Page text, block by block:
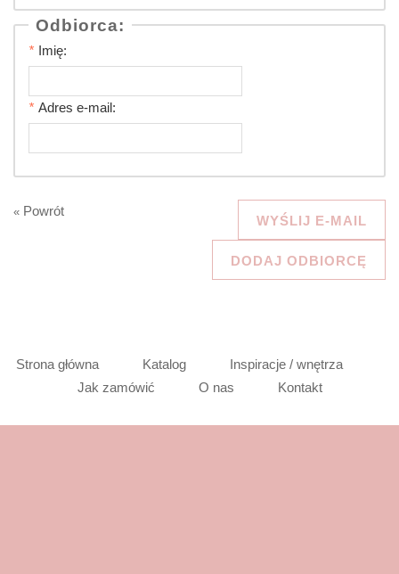
Odbiorca:
* Imię:
* Adres e-mail:
« Powrót
WYŚLIJ E-MAIL
DODAJ ODBIORCĘ
Strona główna Katalog
Inspiracje / wnętrza
Jak zamówić
O nas Kontakt